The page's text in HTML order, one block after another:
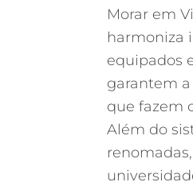
Morar em
harmoniza
equipados
garantem
que fazem
Além do